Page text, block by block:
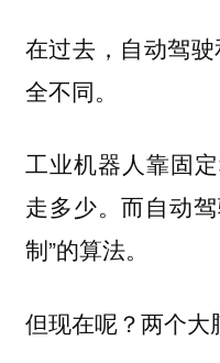
在过去，自动驾
全不同。
工业机器人靠固
走多少。而自动
制”的算法。
但现在呢？两个大